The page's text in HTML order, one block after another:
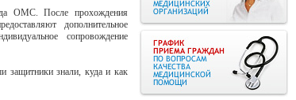
ОМС. После прохождения
дополнительное
сопровождение
защитники знали, куда и как